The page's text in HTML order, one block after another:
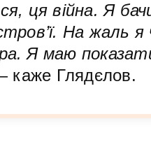
ця війна. Я
На жаль я
Я маю
каже Глядєлов.